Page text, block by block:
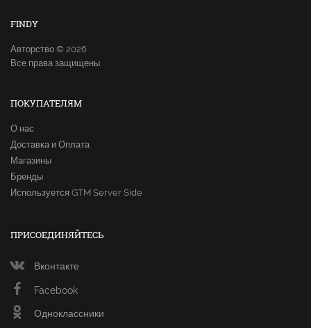
FINDY
Авторство © 2026
Все права защищены.
ПОКУПАТЕЛЯМ
О нас
Доставка и Оплата
Магазины
Бренды
Используется GTM Server Side
ПРИСОЕДИНЯЙТЕСЬ
Вконтакте
Facebook
Одноклассники